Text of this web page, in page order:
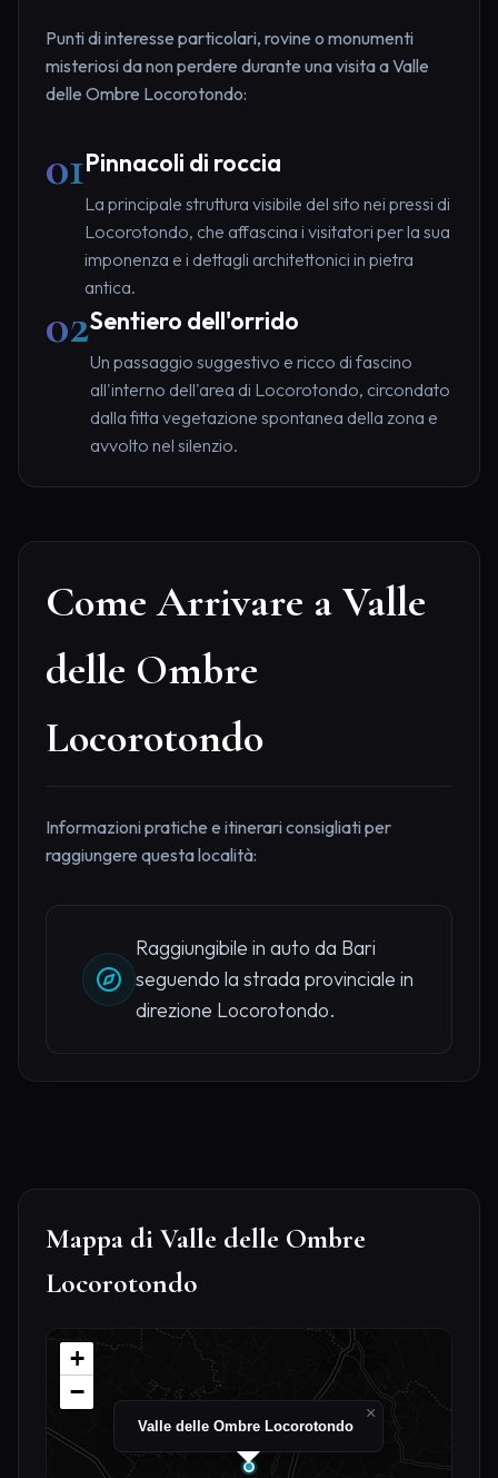
Punti di interesse particolari, rovine o monumenti
misteriosi da non perdere durante una visita a Valle
delle Ombre Locorotondo:
01Pinnacoli di roccia
La principale struttura visibile del sito nei pressi di
Locorotondo, che affascina i visitatori per la sua
imponenza e i dettagli architettonici in pietra
antica.
02Sentiero dell'orrido
Un passaggio suggestivo e ricco di fascino
all'interno dell'area di Locorotondo, circondato
dalla fitta vegetazione spontanea della zona e
avvolto nel silenzio.
Come Arrivare a Valle
delle Ombre
Locorotondo
Informazioni pratiche e itinerari consigliati per
raggiungere questa località:
Raggiungibile in auto da Bari
seguendo la strada provinciale in
direzione Locorotondo.
Mappa di Valle delle Ombre
Locorotondo
Valle delle Ombre Locorotondo
×
+
−